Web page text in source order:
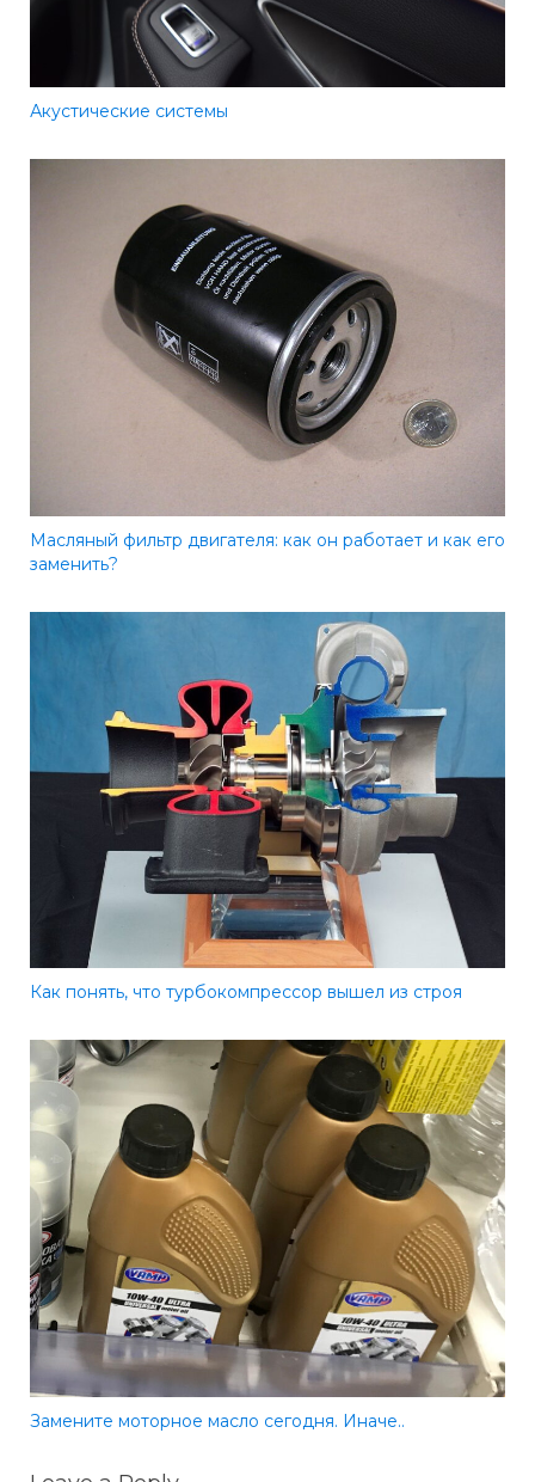
Акустические системы
Масляный фильтр двигателя: как он работает и как его
заменить?
Как понять, что турбокомпрессор вышел из строя
Замените моторное масло сегодня. Иначе..